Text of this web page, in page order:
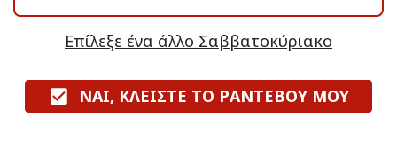
Επίλεξε ένα άλλο Σαββατοκύριακο
ΝΑΙ, ΚΛΕΙΣΤΕ ΤΟ ΡΑΝΤΕΒΟΥ ΜΟΥ